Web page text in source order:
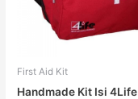
First Aid Kit
Handmade Kit Isi 4Life